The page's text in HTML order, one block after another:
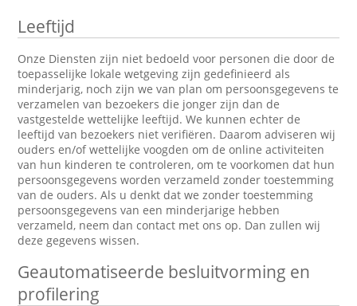
Leeftijd
Onze Diensten zijn niet bedoeld voor personen die door de
toepasselijke lokale wetgeving zijn gedefinieerd als
minderjarig, noch zijn we van plan om persoonsgegevens te
verzamelen van bezoekers die jonger zijn dan de
vastgestelde wettelijke leeftijd. We kunnen echter de
leeftijd van bezoekers niet verifiëren. Daarom adviseren wij
ouders en/of wettelijke voogden om de online activiteiten
van hun kinderen te controleren, om te voorkomen dat hun
persoonsgegevens worden verzameld zonder toestemming
van de ouders. Als u denkt dat we zonder toestemming
persoonsgegevens van een minderjarige hebben
verzameld, neem dan contact met ons op. Dan zullen wij
deze gegevens wissen.
Geautomatiseerde besluitvorming en
profilering